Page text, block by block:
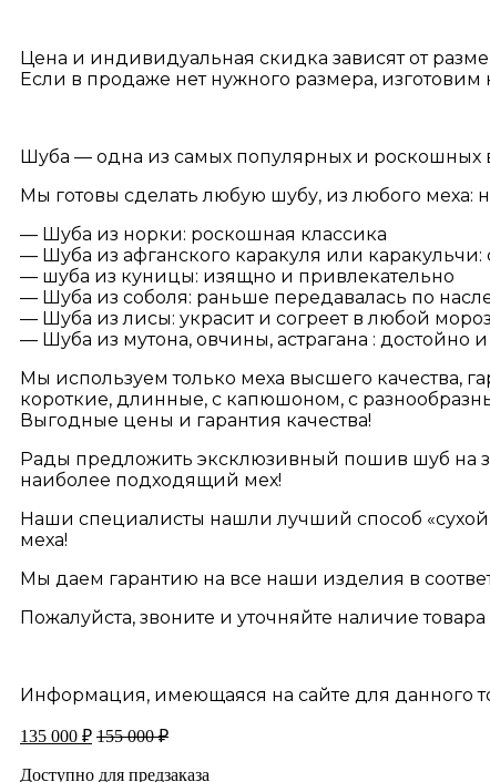
Цена и индивидуальная скидка зависят от
Если в продаже нет нужного размера, изготовим
Шуба — одна из самых популярных и роскошных
Мы готовы сделать любую шубу, из любого меха:
— Шуба из норки: роскошная классика
— Шуба из афганского каракуля или каракульчи:
— шуба из куницы: изящно и привлекательно
— Шуба из соболя: раньше передавалась по
— Шуба из лисы: украсит и согреет в любой мороз
— Шуба из мутона, овчины, астрагана : достойно
Мы используем только меха высшего качества,
короткие, длинные, с капюшоном, с
Выгодные цены и гарантия качества!
Рады предложить эксклюзивный пошив шуб на
наиболее подходящий мех!
Наши специалисты нашли лучший способ «сухой
меха!
Мы даем гарантию на все наши изделия в
Пожалуйста, звоните и уточняйте наличие
Информация, имеющаяся на сайте для данного
135 000 ₽ 155 000₽
Доступно для предзаказа